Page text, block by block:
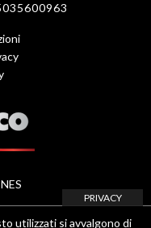
PRIVACY
utilizzati si avvalgono di